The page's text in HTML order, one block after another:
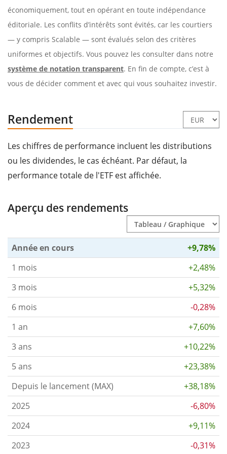
économiquement, tout en opérant en toute indépendance
éditoriale. Les conflits d’intérêts sont évités, car les courtiers
— y compris Scalable — sont évalués selon des critères
uniformes et objectifs. Vous pouvez les consulter dans notre
système de notation transparent. En fin de compte, c’est à
vous de décider comment et avec qui vous souhaitez investir.
Rendement
Les chiffres de performance incluent les distributions
ou les dividendes, le cas échéant. Par défaut, la
performance totale de l'ETF est affichée.
Aperçu des rendements
Année en cours
+9,78%
1 mois
+2,48%
3 mois
+5,32%
6 mois
-0,28%
1 an
+7,60%
3 ans
+10,22%
5 ans
+23,38%
Depuis le lancement (MAX)
+38,18%
2025
-6,80%
2024
+9,11%
2023
-0,31%